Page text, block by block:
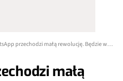
WhatsApp przechodzi małą rewolucję. Będzie wygodniej i bezpieczniej
małą